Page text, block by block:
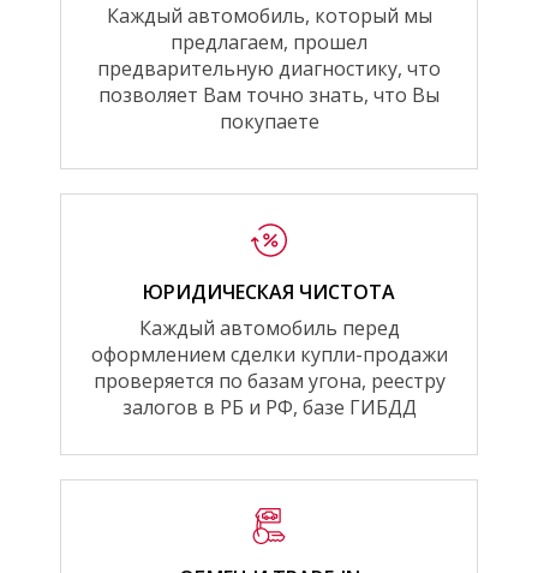
Каждый автомобиль, который мы
предлагаем, прошел
предварительную диагностику, что
позволяет Вам точно знать, что Вы
покупаете
ЮРИДИЧЕСКАЯ ЧИСТОТА
Каждый автомобиль перед
оформлением сделки купли-продажи
проверяется по базам угона, реестру
залогов в РБ и РФ, базе ГИБДД